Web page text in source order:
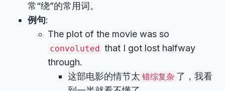
常“绕”的常用词。
例句:
The plot of the movie was so
convoluted that I got lost halfway
through.
这部电影的情节太 错综复杂 了，我看